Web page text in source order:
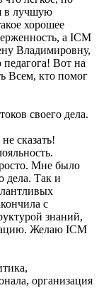
в лучшую
хорошее
а ICM
Владимировну,
педагога! Вот на
Всем, кто помог
своего дела.
сказать!
Мне было
дела. Так и
с
знаний,
Желаю ICM
организация